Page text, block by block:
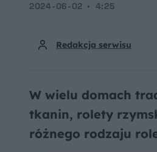
Redakcja serwisu
2024-06-02 4:25
W wielu domach
tkanin, rolety
różnego rodzaju